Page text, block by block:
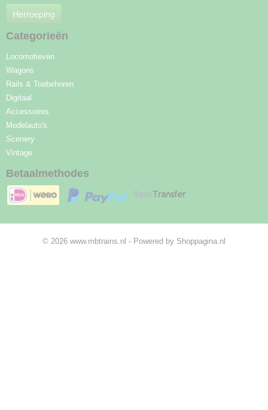
Herroeping
Categorieën
Locomotieven
Wagons
Rails & Toebehoren
Digitaal
Accessoires
Modelauto's
Scenery
Vintage
Betaalmethodes
© 2026 www.mbtrains.nl - Powered by Shoppagina.nl